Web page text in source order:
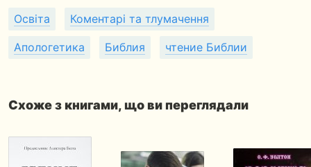
Освіта Коментарі та тлумачення
Апологетика Библия чтение Библии
Схоже з книгами, що ви переглядали